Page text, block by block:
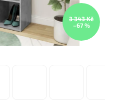
3 343 Kč
–67 %